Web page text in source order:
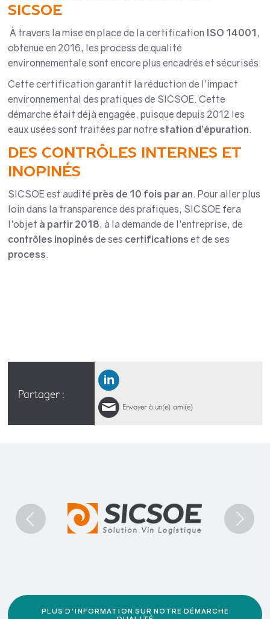
SICSOE
À travers la mise en place de la certification ISO 14001,
obtenue en 2016, les process de qualité
environnementale sont encore plus encadrés et sécurisés.
Cette certification garantit la réduction de l’impact
environnemental des pratiques de SICSOE. Cette
démarche était déjà engagée, puisque depuis 2012 les
eaux usées sont traitées par notre station d’épuration.
DES CONTRÔLES INTERNES ET
INOPINÉS
SICSOE est audité près de 10 fois par an. Pour aller plus
loin dans la transparence des pratiques, SICSOE fera
l’objet à partir 2018, à la demande de l’entreprise, de
contrôles inopinés de ses certifications et de ses
process.
Partager :
Envoyer à un(e) ami(e)
PLUS D'INFORMATION SUR NOTRE DÉMARCHE